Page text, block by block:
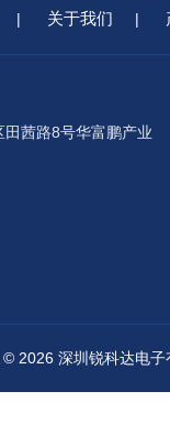
| 关于我们 |
茜路8号华富鹏产业
© 2026 深圳锐科达电